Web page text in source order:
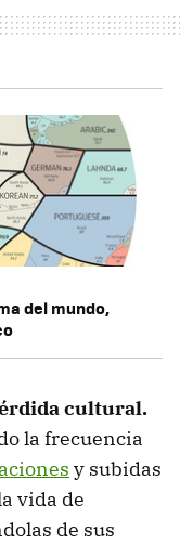
del mundo,
cultural.
la frecuencia
y subidas
vida de
de sus